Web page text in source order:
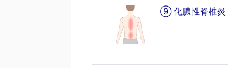
⑨ 化膿性脊椎炎